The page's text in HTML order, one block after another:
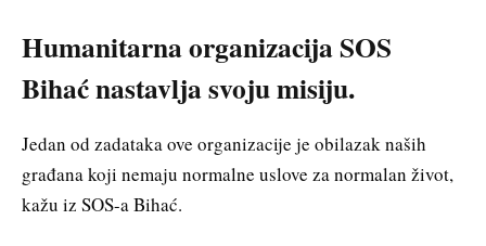
Humanitarna organizacija SOS
Bihać nastavlja svoju misiju.
Jedan od zadataka ove organizacije je obilazak naših
građana koji nemaju normalne uslove za normalan život,
kažu iz SOS-a Bihać.